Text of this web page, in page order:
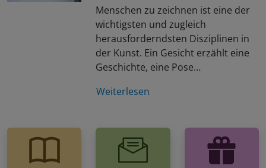
Menschen zu zeichnen ist eine der
wichtigsten und zugleich
herausforderndsten Disziplinen in
der Kunst. Ein Gesicht erzählt eine
Geschichte, eine Pose…
Weiterlesen